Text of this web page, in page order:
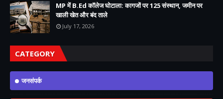
MP में B.Ed कॉलेज घोटाला: कागजों पर 125 संस्थान, जमीन पर
खाली खेत और बंद ताले
July 17, 2026
CATEGORY
जनसंपर्क